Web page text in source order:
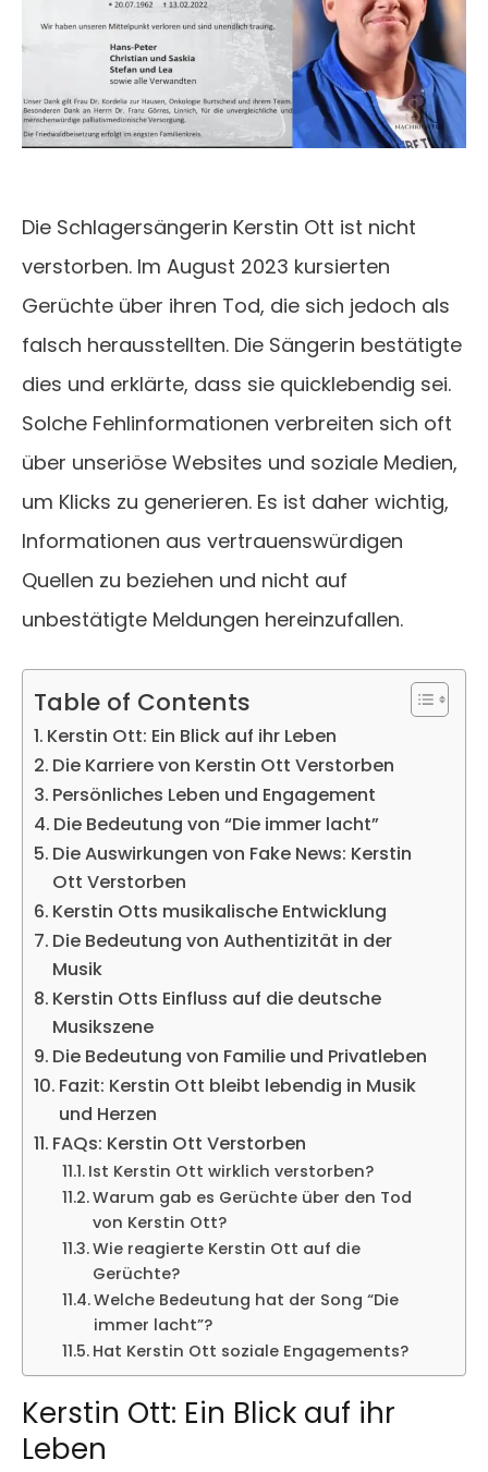
Die Schlagersängerin Kerstin Ott ist nicht
verstorben. Im August 2023 kursierten
Gerüchte über ihren Tod, die sich jedoch als
falsch herausstellten. Die Sängerin bestätigte
dies und erklärte, dass sie quicklebendig sei.
Solche Fehlinformationen verbreiten sich oft
über unseriöse Websites und soziale Medien,
um Klicks zu generieren. Es ist daher wichtig,
Informationen aus vertrauenswürdigen
Quellen zu beziehen und nicht auf
unbestätigte Meldungen hereinzufallen.
Table of Contents
Kerstin Ott: Ein Blick auf ihr Leben
Die Karriere von Kerstin Ott Verstorben
Persönliches Leben und Engagement
Die Bedeutung von “Die immer lacht”
Die Auswirkungen von Fake News: Kerstin
Ott Verstorben
Kerstin Otts musikalische Entwicklung
Die Bedeutung von Authentizität in der
Musik
Kerstin Otts Einfluss auf die deutsche
Musikszene
Die Bedeutung von Familie und Privatleben
Fazit: Kerstin Ott bleibt lebendig in Musik
und Herzen
FAQs: Kerstin Ott Verstorben
Ist Kerstin Ott wirklich verstorben?
Warum gab es Gerüchte über den Tod
von Kerstin Ott?
Wie reagierte Kerstin Ott auf die
Gerüchte?
Welche Bedeutung hat der Song “Die
immer lacht”?
Hat Kerstin Ott soziale Engagements?
Kerstin Ott: Ein Blick auf ihr
Leben